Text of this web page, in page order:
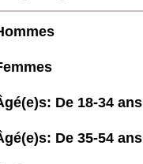
De 18-34 ans
De 35-54 ans